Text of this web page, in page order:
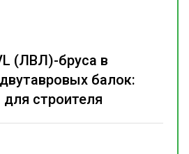
(ЛВЛ)-бруса в
балок:
строителя